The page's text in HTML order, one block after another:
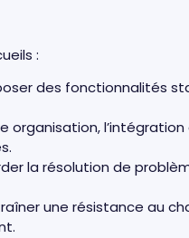
:
des fonctionnalités
l’intégration
la résolution de
une résistance au